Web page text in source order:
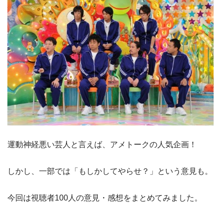
運動神経悪い芸人と言えば、アメトークの人気企画！
しかし、一部では「もしかしてやらせ？」という意見も。
今回は視聴者100人の意見・感想をまとめてみました。